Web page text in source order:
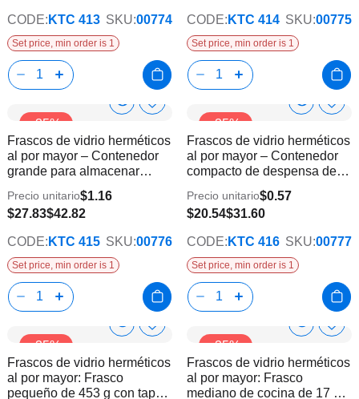
CODE: KTC 413 SKU:00774
Set price, min order is 1
CODE: KTC 414 SKU:00775
Set price, min order is 1
-35%
Show
Info
Añadir
la
lista
deseos
Frascos de vidrio herméticos
al por mayor – Contenedor
grande para almacenar
alimentos de 940 g | 24
unidades
$27.83$42.82
Precio unitario$1.16
CODE: KTC 415 SKU:00776
Set price, min order is 1
-35%
Show
Info la
lista
de
Frascos de vidrio herméticos
al por mayor – Contenedor
compacto de despensa de
10 oz | 36 unidades
$20.54$31.60
Precio unitario$0.57
CODE: KTC 416 SKU:00777
Set price, min order is 1
-35%
Show
Info
Añadir
la
Frascos de vidrio herméticos
al por mayor: Frasco
pequeño de 453 g con tapa |
-35%
Show
Info la
Frascos de vidrio herméticos
al por mayor: Frasco
mediano de cocina de 17 oz